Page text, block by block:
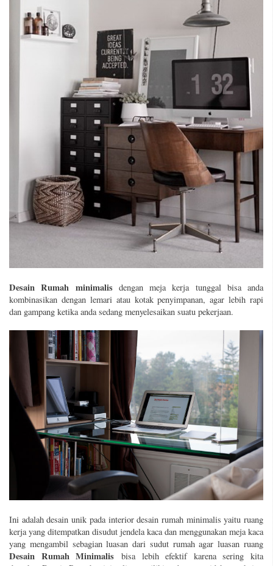
Desain Rumah minimalisdengan meja kerja tunggal bisa anda
kombinasikan dengan lemari atau kotak penyimpanan, agar lebih rapi
dan gampang ketika anda sedang menyelesaikan suatu pekerjaan.
Ini adalah desain unik pada interiordesain rumah minimalis yaitu ruang
kerja yang ditempatkan disudut jendela kaca dan menggunakan meja kaca
yang mengambil sebagian luasan dari sudut rumah agar luasan ruang
Desain Rumah Minimalis bisa lebih efektif karena sering kita